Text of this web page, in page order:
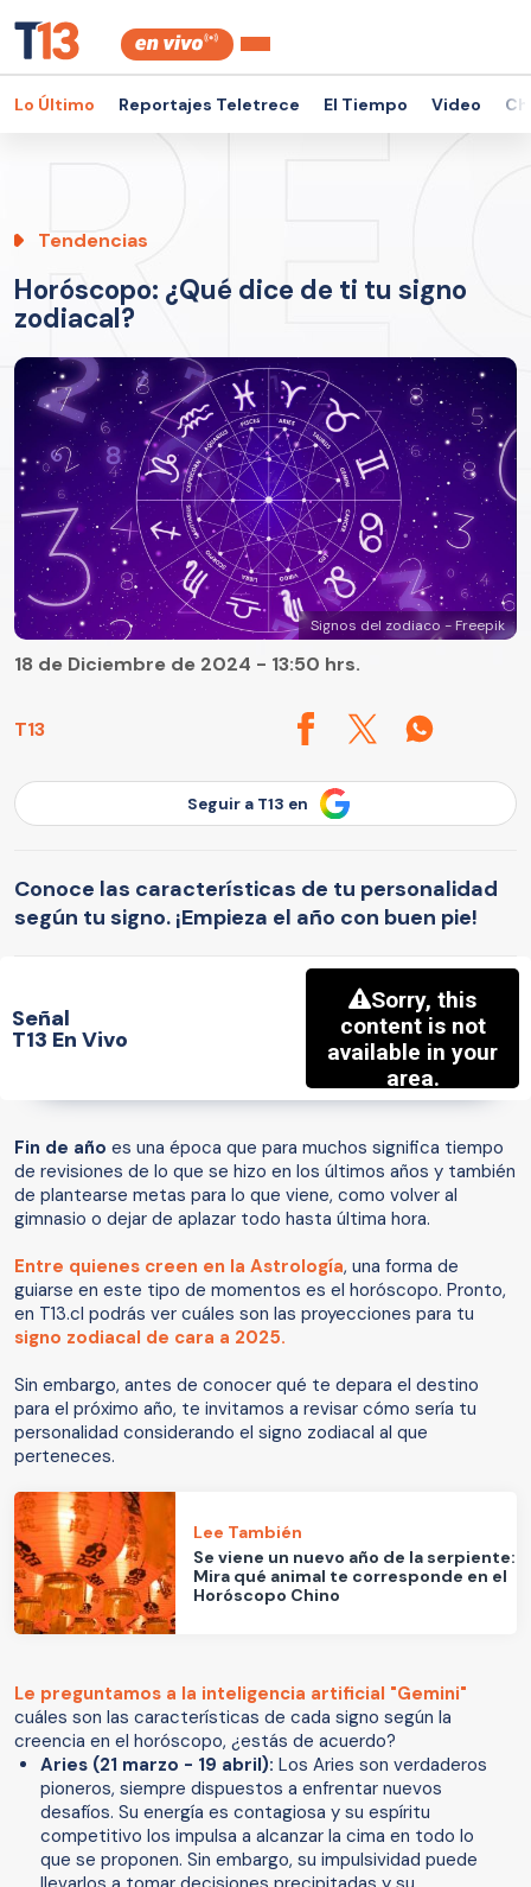
Lo Último Reportajes Teletrece El Tiempo Video
Tendencias
Horóscopo: ¿Qué dice de ti tu signo
zodiacal?
Signos del zodiaco - Freepik
T13
18 de Diciembre de 2024 - 13:50 hrs.
Seguir a T13 en
Conoce las características de tu personalidad
según tu signo. ¡Empieza el año con buen pie!
Señal
T13 En Vivo
Fin de año es una época que para muchos significa tiempo
de revisiones de lo que se hizo en los últimos años y también
de plantearse metas para lo que viene, como volver al
gimnasio o dejar de aplazar todo hasta última hora.
Entre quienes creen en la Astrología, una forma de
guiarse en este tipo de momentos es el horóscopo. Pronto,
en T13.cl podrás ver cuáles son las proyecciones para tu
signo zodiacal de cara a 2025.
Sin embargo, antes de conocer qué te depara el destino
para el próximo año, te invitamos a revisar cómo sería tu
personalidad considerando el signo zodiacal al que
perteneces.
Lee También
Se viene un nuevo año de la serpiente:
Mira qué animal te corresponde en el
Horóscopo Chino
Le preguntamos a la inteligencia artificial "Gemini"
cuáles son las características de cada signo según la
creencia en el horóscopo, ¿estás de acuerdo?
Aries (21 marzo - 19 abril): Los Aries son verdaderos
pioneros, siempre dispuestos a enfrentar nuevos
desafíos. Su energía es contagiosa y su espíritu
competitivo los impulsa a alcanzar la cima en todo lo
que se proponen. Sin embargo, su impulsividad puede